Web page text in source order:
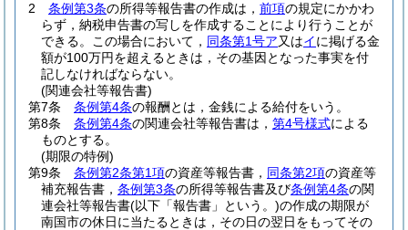
2
条例第3条の所得等報告書の作成は， 前項の規定にかかわ
らず，納税申告書の写しを作成することにより行うことが
できる。
この場合において， 同条第1号ア又はイに掲げる金
額が100万円を超えるときは，その基因となった事実を付
記しなければならない。
(関連会社等報告書)
第7条
条例第4条の報酬とは，金銭による給付をいう。
第8条
条例第4条の関連会社等報告書は， 第4号様式による
ものとする。
(期限の特例)
第9条
条例第2条第1項の資産等報告書， 同条第2項の資産等
補充報告書， 条例第3条の所得等報告書及び条例第4条の関
連会社等報告書(以下「報告書」という。)の作成の期限が
南国市の休日に当たるときは，その日の翌日をもってその